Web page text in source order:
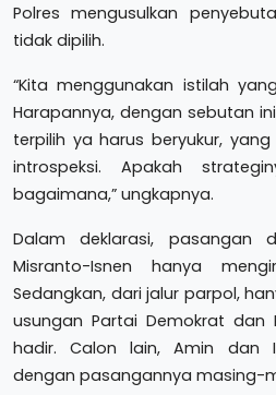
Polres mengusulkan
tidak dipilih.
“Kita menggunakan istilah
Harapannya, dengan sebutan
terpilih ya harus beryukur,
introspeksi. Apakah
bagaimana,” ungkapnya.
Dalam deklarasi, pasangan
Misranto-Isnen hanya
Sedangkan, dari jalur parpol,
usungan Partai Demokrat dan
hadir. Calon lain, Amin dan
dengan pasangannya masing-